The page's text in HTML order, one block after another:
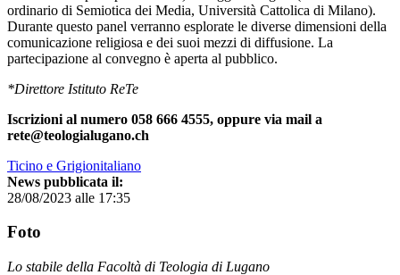
ordinario di Semiotica dei Media, Università Cattolica di Milano).
Durante questo panel verranno esplorate le diverse dimensioni della
comunicazione religiosa e dei suoi mezzi di diffusione. La
partecipazione al convegno è aperta al pubblico.
*Direttore Istituto ReTe
Iscrizioni al numero 058 666 4555, oppure via mail a
rete@teologialugano.ch
Ticino e Grigionitaliano
News pubblicata il:
28/08/2023 alle 17:35
Foto
Lo stabile della Facoltà di Teologia di Lugano